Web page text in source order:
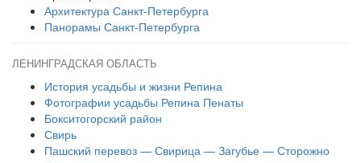
Архитектура Санкт-Петербурга
Панорамы Санкт-Петербурга
ЛЕНИНГРАДСКАЯ ОБЛАСТЬ
История усадьбы и жизни Репина
Фотографии усадьбы Репина Пенаты
Бокситогорский район
Свирь
Пашский перевоз — Свирица — Загубье — Сторожно